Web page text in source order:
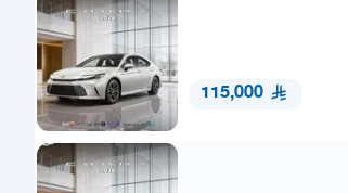
115,000